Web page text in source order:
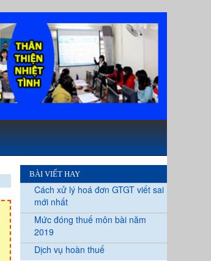
BÀI VIẾT HAY
Cách xử lý hoá đơn GTGT viết sai
mới nhất
Mức đóng thuế môn bài năm
2019
Dịch vụ hoàn thuế